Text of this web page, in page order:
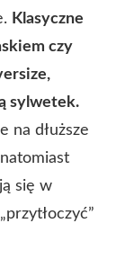
Klasyczne
czy
sylwetek.
na dłuższe
się w